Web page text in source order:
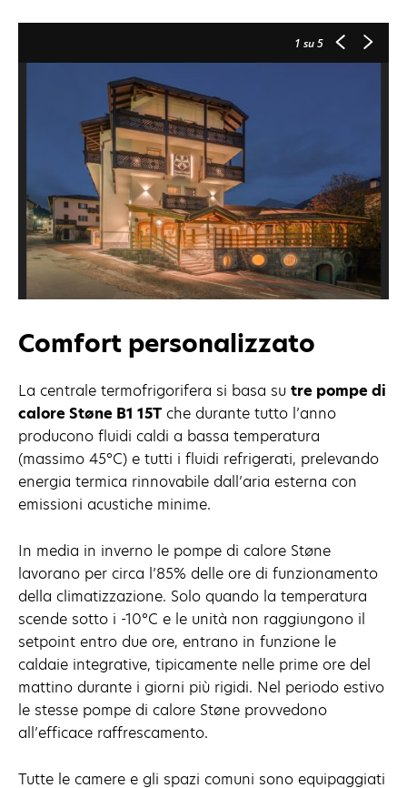
1 su 5
Comfort personalizzato
La centrale termofrigorifera si basa su tre pompe di
calore Støne B1 15T che durante tutto l’anno
producono fluidi caldi a bassa temperatura
(massimo 45°C) e tutti i fluidi refrigerati, prelevando
energia termica rinnovabile dall’aria esterna con
emissioni acustiche minime.
In media in inverno le pompe di calore Støne
lavorano per circa l’85% delle ore di funzionamento
della climatizzazione. Solo quando la temperatura
scende sotto i -10°C e le unità non raggiungono il
setpoint entro due ore, entrano in funzione le
caldaie integrative, tipicamente nelle prime ore del
mattino durante i giorni più rigidi. Nel periodo estivo
le stesse pompe di calore Støne provvedono
all’efficace raffrescamento.
Tutte le camere e gli spazi comuni sono equipaggiati